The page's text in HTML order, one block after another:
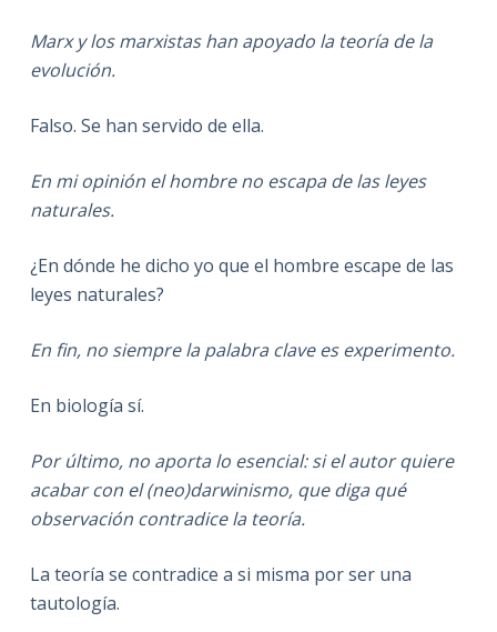
Marx y los marxistas han apoyado la teoría de la
evolución.
Falso. Se han servido de ella.
En mi opinión el hombre no escapa de las leyes
naturales.
¿En dónde he dicho yo que el hombre escape de las
leyes naturales?
En fin, no siempre la palabra clave es experimento.
En biología sí.
Por último, no aporta lo esencial: si el autor quiere
acabar con el (neo)darwinismo, que diga qué
observación contradice la teoría.
La teoría se contradice a si misma por ser una
tautología.